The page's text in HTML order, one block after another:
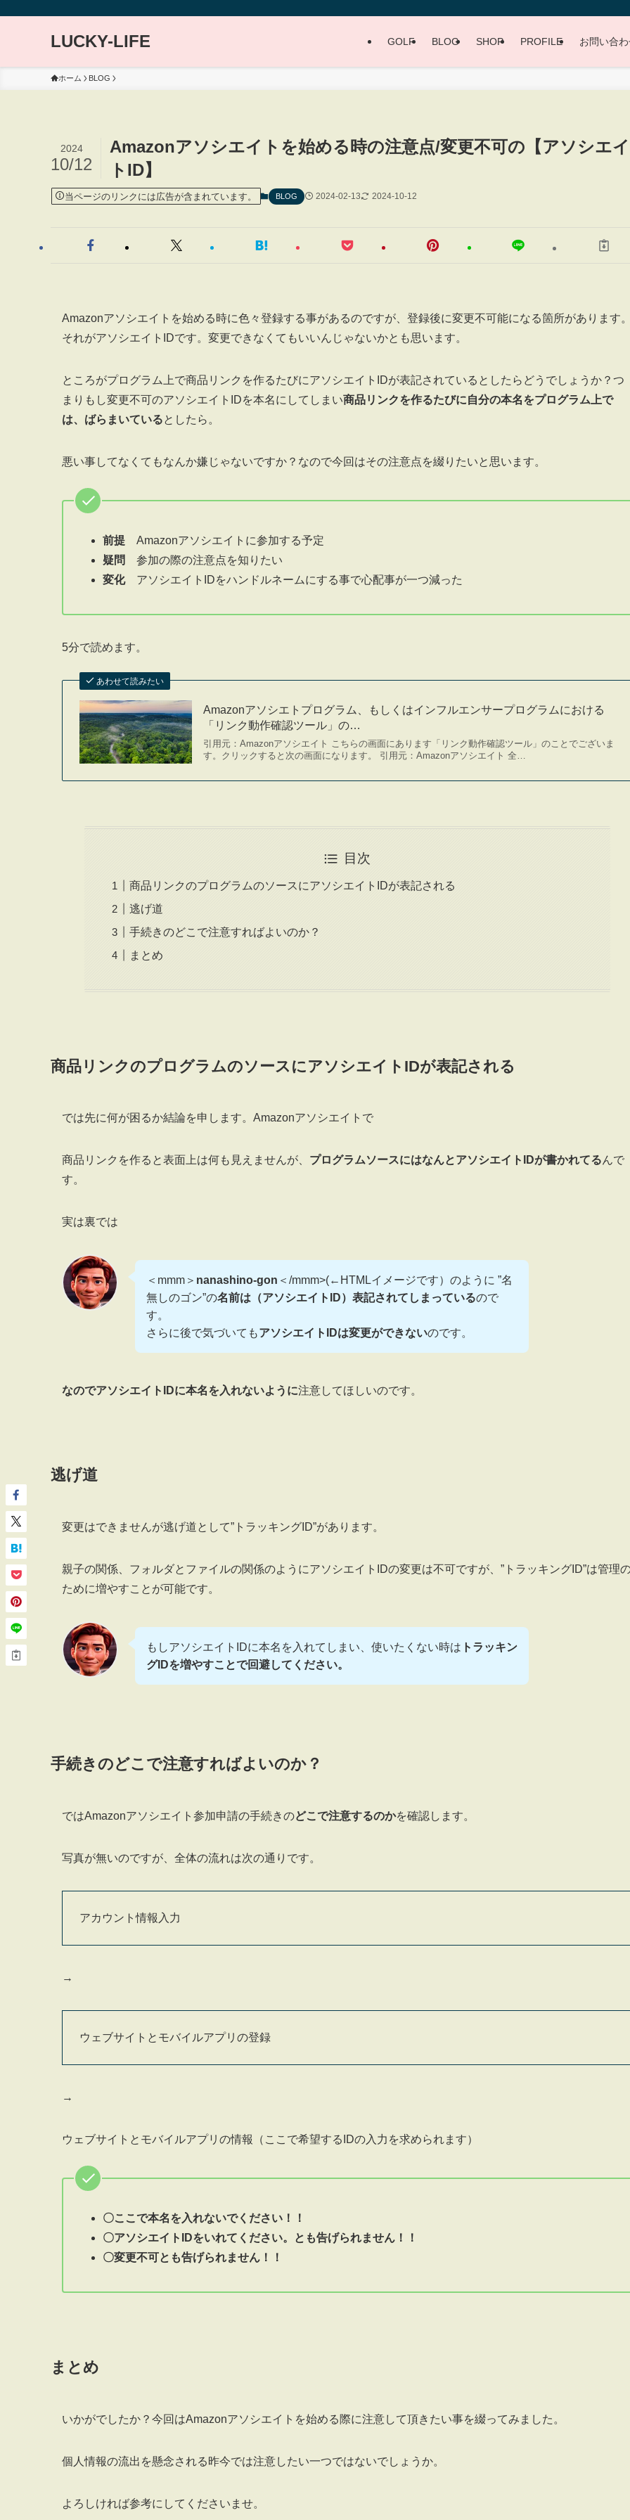
LUCKY-LIFE GOLF BLOG SHOP PROFILE お問い合
ホーム BLOG
Amazonアソシエイトを始める時の注意点/変更不可の【アソシエイ
トID】
2024
10/12
当ページのリンクには広告が含まれています。 BLOG 2024-02-13 2024-10-12
Amazonアソシエイトを始める時に色々登録する事があるのですが、登録後に変更不可能になる箇所があります
それがアソシエイトIDです。変更できなくてもいいんじゃないかとも思います。
ところがプログラム上で商品リンクを作るたびにアソシエイトIDが表記されているとしたらどうでしょうか？つ
まりもし変更不可のアソシエイトIDを本名にしてしまい商品リンクを作るたびに自分の本名をプログラム上で
は、ばらまいているとしたら。
悪い事してなくてもなんか嫌じゃないですか？なので今回はその注意点を綴りたいと思います。
前提 Amazonアソシエイトに参加する予定
疑問
参加の際の注意点を知りたい
変化アソシエイトIDをハンドルネームにする事で心配事が一つ減った
5分で読めます。
あわせて読みたい
Amazonアソシエトプログラム、もしくはインフルエンサープログラムにおける
「リンク動作確認ツール」の…
引用元：Amazonアソシエイト こちらの画面にあります「リンク動作確認ツール」のことでございま
す。クリックすると次の画面になります。 引用元：Amazonアソシエイト 全…
目次
商品リンクのプログラムのソースにアソシエイトIDが表記される
逃げ道
手続きのどこで注意すればよいのか？
まとめ
商品リンクのプログラムのソースにアソシエイトIDが表記される
では先に何が困るか結論を申します。Amazonアソシエイトで
商品リンクを作ると表面上は何も見えませんが、 プログラムソースにはなんとアソシエイトIDが書かれてるんで
す。
実は裏では
＜mmm＞ nanashino-gon ＜/mmm>(←HTMLイメージです）のように ”名
無しのゴン”の名前は（アソシエイトID）表記されてしまっているので
す。
さらに後で気づいてもアソシエイトIDは変更ができないのです。
なのでアソシエイトIDに本名を入れないように注意してほしいのです。
逃げ道
変更はできませんが逃げ道として”トラッキングID”があります。
親子の関係、フォルダとファイルの関係のようにアソシエイトIDの変更は不可ですが、”トラッキングID”は管理
ために増やすことが可能です。
もしアソシエイトIDに本名を入れてしまい、使いたくない時は トラッキン
グIDを増やすことで回避してください。
手続きのどこで注意すればよいのか？
ではAmazonアソシエイト参加申請の手続きのどこで注意するのかを確認します。
写真が無いのですが、全体の流れは次の通りです。
アカウント情報入力
→
ウェブサイトとモバイルアプリの登録
→
ウェブサイトとモバイルアプリの情報（ここで希望するIDの入力を求められます）
〇ここで本名を入れないでください！！
〇アソシエイトIDをいれてください。とも告げられません！！
〇変更不可とも告げられません！！
まとめ
いかがでしたか？今回はAmazonアソシエイトを始める際に注意して頂きたい事を綴ってみました。
個人情報の流出を懸念される昨今では注意したい一つではないでしょうか。
よろしければ参考にしてくださいませ。